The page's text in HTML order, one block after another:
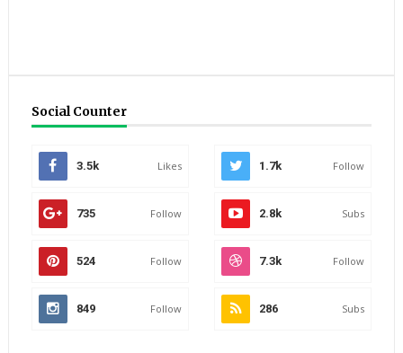
Social Counter
3.5k Likes 1.7k Follow
735 Follow 2.8k Subs
524 Follow 7.3k Follow
849 Follow 286 Subs